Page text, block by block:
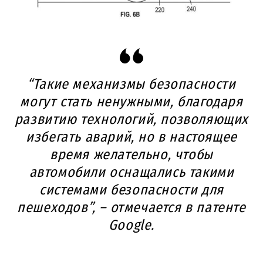
“Такие механизмы безопасности
могут стать ненужными, благодаря
развитию технологий, позволяющих
избегать аварий, но в настоящее
время желательно, чтобы
автомобили оснащались такими
системами безопасности для
пешеходов”, – отмечается в патенте
Google.